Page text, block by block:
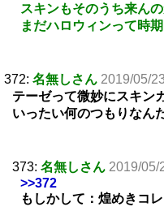
スキンもそのうち来ん
まだハロウィンって時
372: 名無しさん 2019/05/
テーゼって微妙にスキン
いったい何のつもりなん
373: 名無しさん 2019/05/
>>372
もしかして：煌めきコ